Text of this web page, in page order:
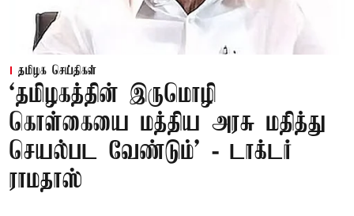
தமிழக செய்திகள்
‘தமிழகத்தின் இருமொழி
கொள்கையை மத்திய அரசு மதித்து
செயல்பட வேண்டும்’ - டாக்டர்
ராமதாஸ்